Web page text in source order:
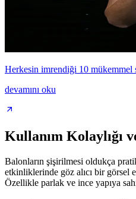
Herkesin imrendiği 10 mükemmel
devamını oku
Kullanım Kolaylığı
Balonların şişirilmesi oldukça
etkinliklerinde göz alıcı bir görsel
Özellikle parlak ve ince yapıya